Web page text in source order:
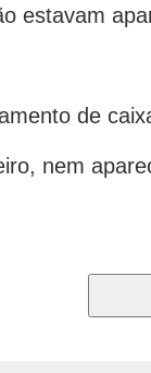
estavam
de
nem